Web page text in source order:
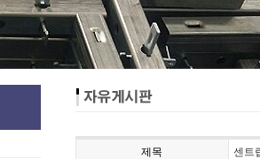
제목 센트